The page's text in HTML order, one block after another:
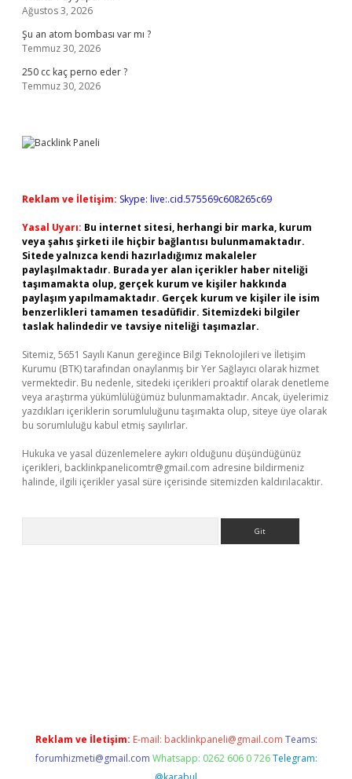
Ağustos 3, 2026
Şu an atom bombası var mı ?
Temmuz 30, 2026
250 cc kaç perno eder ?
Temmuz 30, 2026
Reklam ve İletişim: Skype: live:.cid.575569c608265c69
Yasal Uyarı: Bu internet sitesi, herhangi bir marka, kurum
veya şahıs şirketi ile hiçbir bağlantısı bulunmamaktadır.
Sitede yalnızca kendi hazırladığımız makaleler
paylaşılmaktadır. Burada yer alan içerikler haber niteliği
taşımamakta olup, gerçek kurum ve kişiler hakkında
paylaşım yapılmamaktadır. Gerçek kurum ve kişiler ile isim
benzerlikleri tamamen tesadüfidir. Sitemizdeki bilgiler
taslak halindedir ve tavsiye niteliği taşımazlar.
Sitemiz, 5651 Sayılı Kanun gereğince Bilgi Teknolojileri ve İletişim
Kurumu (BTK) tarafından onaylanmış bir Yer Sağlayıcı olarak hizmet
vermektedir. Bu nedenle, sitedeki içerikleri proaktif olarak denetleme
veya araştırma yükümlülüğümüz bulunmamaktadır. Ancak, üyelerimiz
yazdıkları içeriklerin sorumluluğunu taşımakta olup, siteye üye olarak
bu sorumluluğu kabul etmiş sayılırlar.
Hukuka ve yasal düzenlemelere aykırı olduğunu düşündüğünüz
içerikleri, backlinkpanelicomtr@gmail.com adresine bildirmeniz
halinde, ilgili içerikler yasal süre içerisinde sitemizden kaldırılacaktır.
Reklam ve İletişim: E-mail: backlinkpaneli@gmail.com Teams:
forumhizmeti@gmail.com Whatsapp: 0262 606 0 726 Telegram: